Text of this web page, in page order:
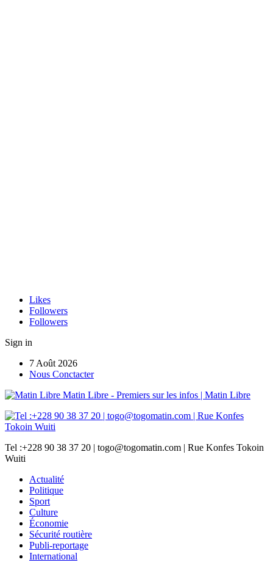
Likes
Followers
Followers
Sign in
7 Août 2026
Nous Conctacter
Matin Libre - Premiers sur les infos | Matin Libre
Tel :+228 90 38 37 20 | togo@togomatin.com | Rue Konfes Tokoin
Wuiti
Actualité
Politique
Sport
Culture
Économie
Sécurité routière
Publi-reportage
International